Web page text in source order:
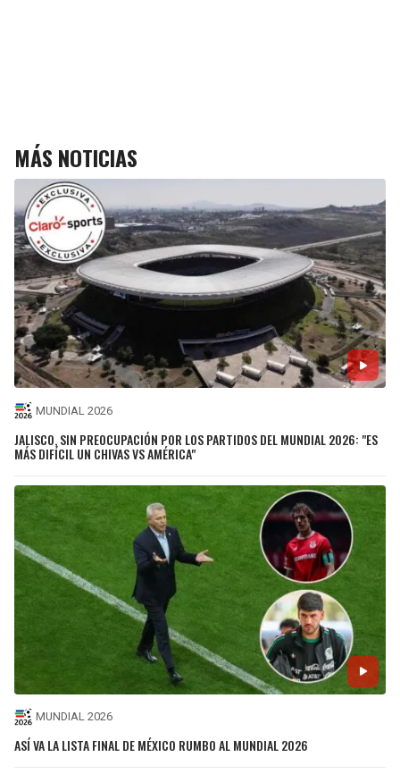
MÁS NOTICIAS
MUNDIAL 2026
JALISCO, SIN PREOCUPACIÓN POR LOS PARTIDOS DEL MUNDIAL 2026: "ES
MÁS DIFÍCIL UN CHIVAS VS AMÉRICA"
MUNDIAL 2026
ASÍ VA LA LISTA FINAL DE MÉXICO RUMBO AL MUNDIAL 2026